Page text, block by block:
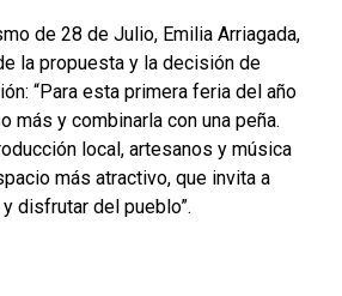
de 28 de Julio, Emilia Arriagada,
la propuesta y la decisión de
“Para esta primera feria del año
más y combinarla con una peña.
local, artesanos y música
más atractivo, que invita a
disfrutar del pueblo”.